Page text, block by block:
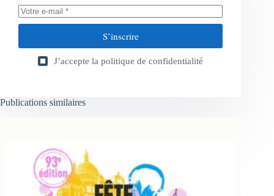
S’inscrire
J’accepte la politique de confidentialité
Publications similaires